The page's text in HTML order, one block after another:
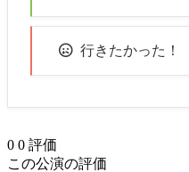
行きたかった！
0 0 評価
この公演の評価